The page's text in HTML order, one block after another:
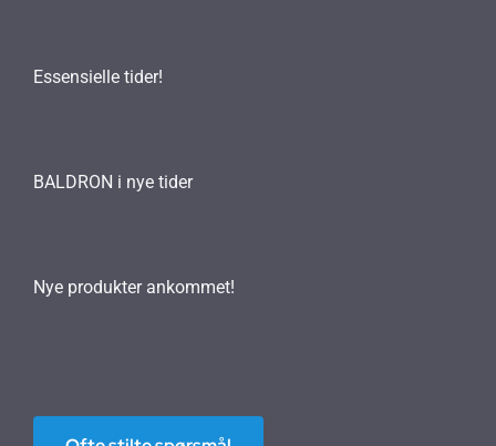
Essensielle tider!
BALDRON i nye tider
Nye produkter ankommet!